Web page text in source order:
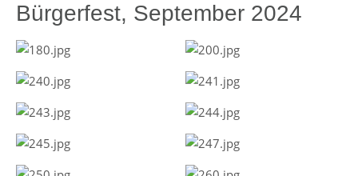
Bürgerfest, September 2024